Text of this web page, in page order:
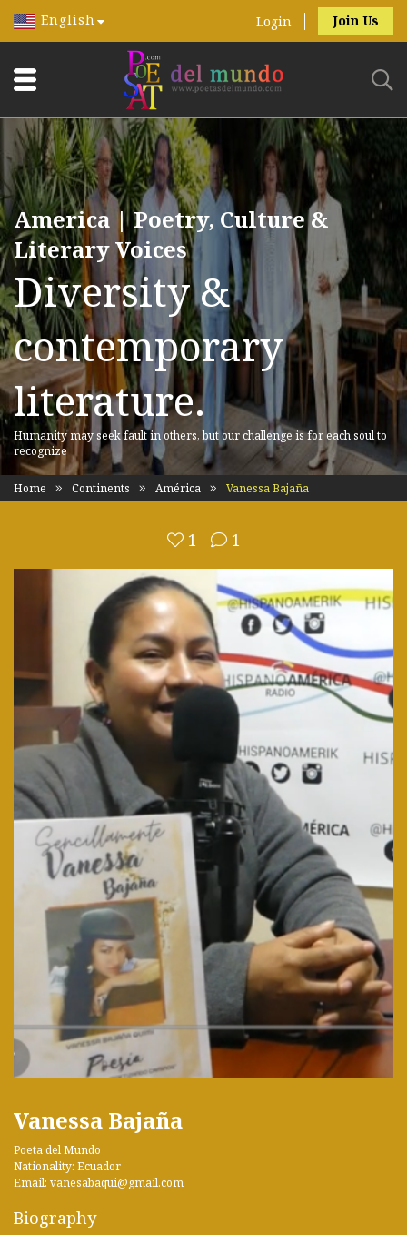
English Login Join Us
America | Poetry, Culture &
Literary Voices
Diversity &
contemporary
literature.
Humanity may seek fault in others, but our challenge is for each soul to
recognize
Home Continents América Vanessa Bajaña
1 1
Vanessa Bajaña
Poeta del Mundo
Nationality: Ecuador
Email: vanesabaqui@gmail.com
Biography